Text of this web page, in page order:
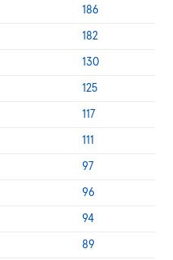
186
182
130
125
117
111
97
96
94
89